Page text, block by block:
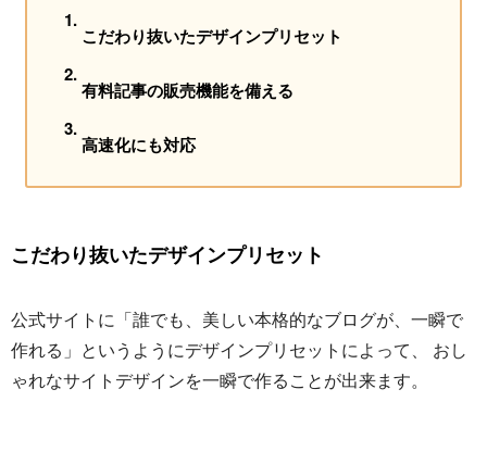
こだわり抜いたデザインプリセット
有料記事の販売機能を備える
高速化にも対応
こだわり抜いたデザインプリセット
公式サイトに「誰でも、美しい本格的なブログが、一瞬で
作れる」というようにデザインプリセットによって、 おし
ゃれなサイトデザインを一瞬で作ることが出来ます。